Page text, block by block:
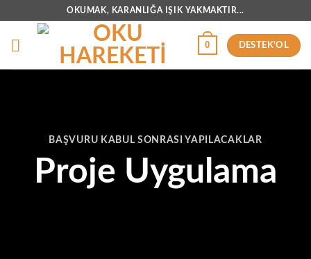
OKUMAK, KARANLIĞA IŞIK YAKMAKTIR...
0 DESTEK'OL
BAŞVURU KABUL SONRASI YAPILACAKLAR
Proje Uygulama